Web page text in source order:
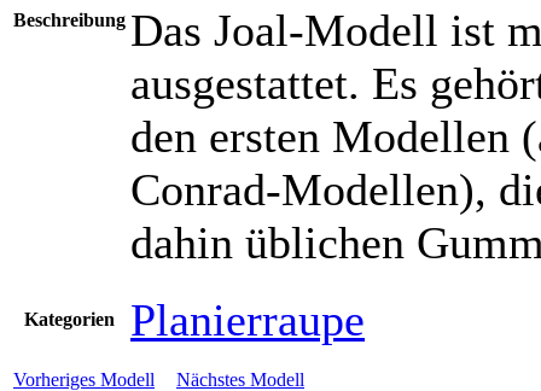
Beschreibung Das Joal-Modell ist
ausgestattet. Es
den ersten Modellen
Conrad-Modellen),
dahin üblichen
Kategorien Planierraupe
Vorheriges Modell Nächstes Modell